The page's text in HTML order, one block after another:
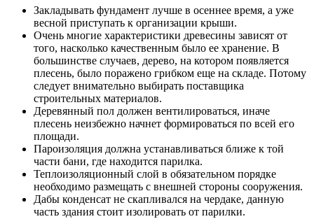
Закладывать фундамент лучше в осеннее время, а уже
весной приступать к организации крыши.
Очень многие характеристики древесины зависят от
того, насколько качественным было ее хранение. В
большинстве случаев, дерево, на котором появляется
плесень, было поражено грибком еще на складе. Потому
следует внимательно выбирать поставщика
строительных материалов.
Деревянный пол должен вентилироваться, иначе
плесень неизбежно начнет формироваться по всей его
площади.
Пароизоляция должна устанавливаться ближе к той
части бани, где находится парилка.
Теплоизоляционный слой в обязательном порядке
необходимо размещать с внешней стороны сооружения.
Дабы конденсат не скапливался на чердаке, данную
часть здания стоит изолировать от парилки.